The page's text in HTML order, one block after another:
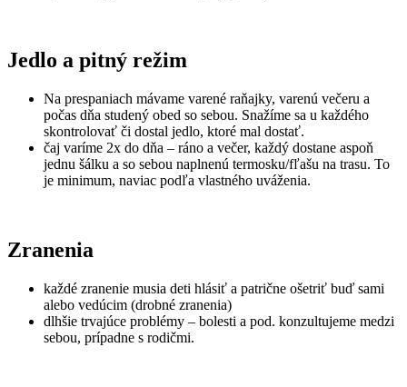
Jedlo a pitný režim
Na prespaniach mávame varené raňajky, varenú večeru a
počas dňa studený obed so sebou. Snažíme sa u každého
skontrolovať či dostal jedlo, ktoré mal dostať.
čaj varíme 2x do dňa – ráno a večer, každý dostane aspoň
jednu šálku a so sebou naplnenú termosku/fľašu na trasu. To
je minimum, naviac podľa vlastného uváženia.
Zranenia
každé zranenie musia deti hlásiť a patrične ošetriť buď sami
alebo vedúcim (drobné zranenia)
dlhšie trvajúce problémy – bolesti a pod. konzultujeme medzi
sebou, prípadne s rodičmi.